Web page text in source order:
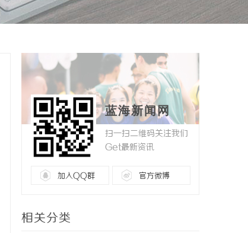
蓝海新闻网
扫一扫二维码关注我们
Get最新资讯
加入QQ群 官方微博
相关分类